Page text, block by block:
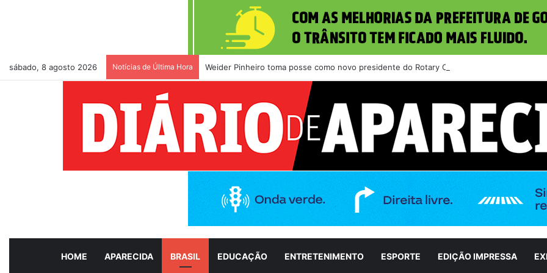
sábado, 8 agosto 2026 Notícias de Última Hora Weider Pinheiro toma posse como novo presidente do Rotary Club de Aparecida de
HOME APARECIDA BRASIL EDUCAÇÃO ENTRETENIMENTO ESPORTE EDIÇÃO IMPRESSA